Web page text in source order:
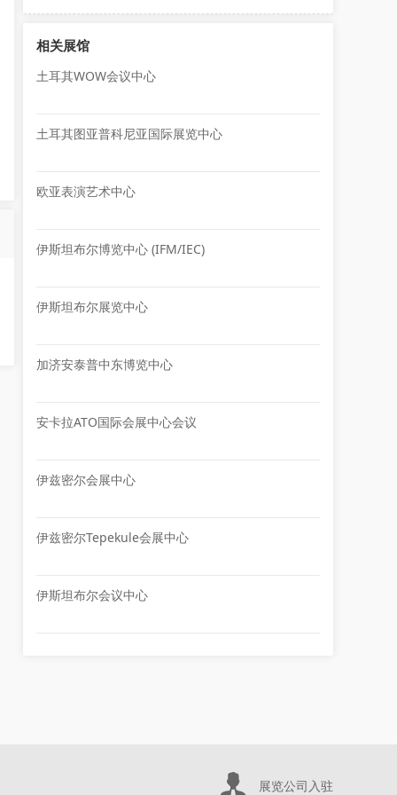
相关展馆
土耳其WOW会议中心
土耳其图亚普科尼亚国际展览中心
欧亚表演艺术中心
伊斯坦布尔博览中心 (IFM/IEC)
伊斯坦布尔展览中心
加济安泰普中东博览中心
安卡拉ATO国际会展中心会议
伊兹密尔会展中心
伊兹密尔Tepekule会展中心
伊斯坦布尔会议中心
展览公司入驻